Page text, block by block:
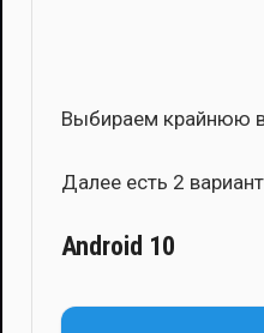
Выби­ра­ем край­нюю
Далее есть 2
Android 10